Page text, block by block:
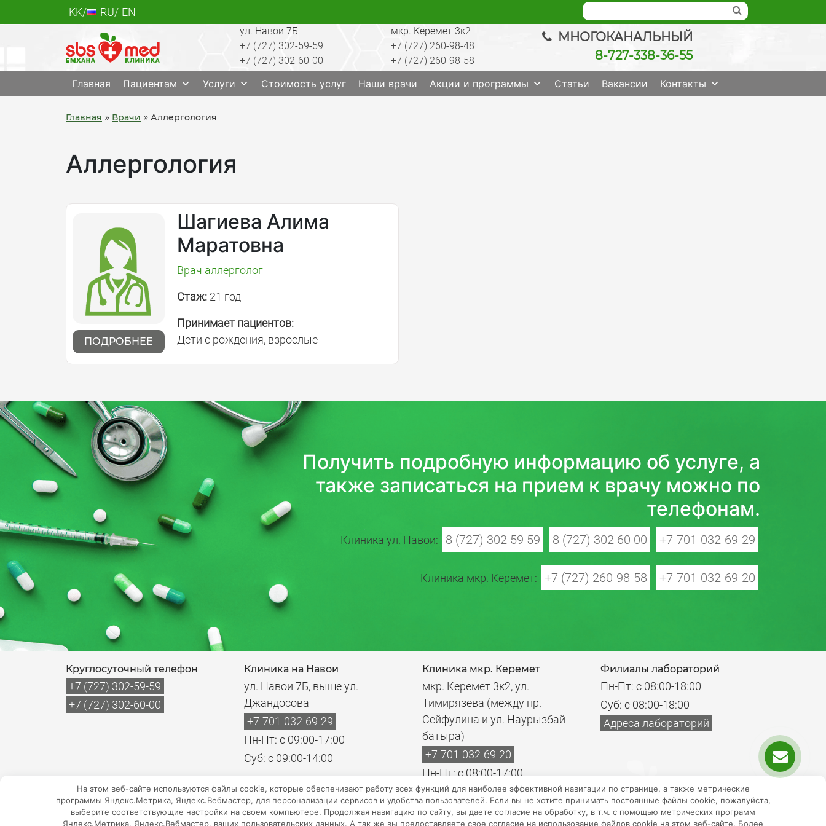
to
KK RU EN
SBS med
Многопрофильный медцентр Алматы, лаборатория, анализы, диагностика, лечение, операции, ведение беременности, check up качественно
ул. Навои 7Б
+7 (727) 302-59-59
+7 (727) 302-60-00
мкр. Керемет 3к2
+7 (727) 260-98-48
+7 (727) 260-98-58
МНОГОКАНАЛЬНЫЙ
8-727-338-36-55
Главная Пациентам Услуги Стоимость услуг Наши врачи Акции и программы Статьи Вакансии Контакты
Главная » Врачи » Аллергология
Аллергология
ПОДРОБНЕЕ
Шагиева Алима
Маратовна
Врач аллерголог
Стаж: 21 год
Принимает пациентов:
Дети с рождения, взрослые
Получить подробную информацию об услуге, а
также записаться на прием к врачу можно по
телефонам.
Клиника ул. Навои: 8 (727) 302 59 59 8 (727) 302 60 00 +7-701-032-69-29
Клиника мкр. Керемет: +7 (727) 260-98-58 +7-701-032-69-20
Круглосуточный телефон
+7 (727) 302-59-59
+7 (727) 302-60-00
Клиника на Навои
ул. Навои 7Б, выше ул.
Джандосова
+7-701-032-69-29
Пн-Пт: с 09:00-17:00
Суб: с 09:00-14:00
Клиника мкр. Керемет
мкр. Керемет 3к2, ул.
Тимирязева (между пр.
Сейфулина и ул. Наурызбай
батыра)
+7-701-032-69-20
Пн-Пт: с 08:00-17:00
Суб: с 08:00-14:00
Филиалы лабораторий
Пн-Пт: с 08:00-18:00
Суб: с 08:00-18:00
Адреса лабораторий
Мы в соцсетях
На этом веб-сайте используются файлы cookie, которые обеспечивают работу всех функций для наиболее эффективной навигации по странице, а также метрические
программы Яндекс.Метрика, Яндекс.Вебмастер, для персонализации сервисов и удобства пользователей. Если вы не хотите принимать постоянные файлы cookie, пожалуйста,
выберите соответствующие настройки на своем компьютере. Продолжая навигацию по сайту, вы даете согласие на обработку, в т.ч. с помощью метрических программ
Яндекс.Метрика, Яндекс.Вебмастер, ваших пользовательских данных. А так же вы предоставляете свое согласие на использование файлов cookie на этом веб-сайте. Более